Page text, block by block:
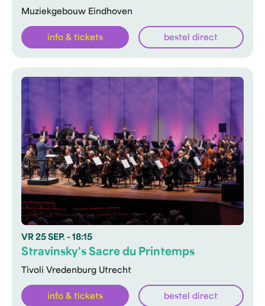
Muziekgebouw Eindhoven
info & tickets bestel direct
VR 25 SEP. - 18:15
Tivoli Vredenburg Utrecht
Stravinsky's Sacre du Printemps
info & tickets bestel direct